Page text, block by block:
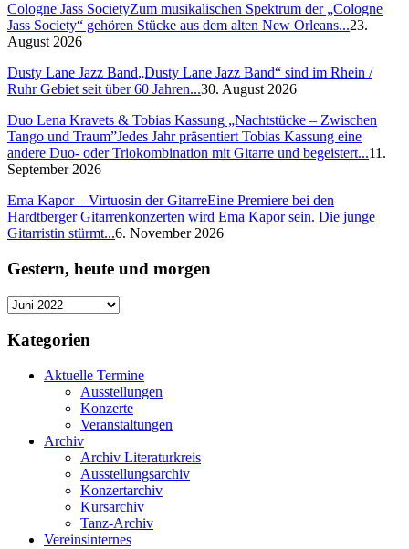
Cologne Jass SocietyZum musikalischen Spektrum der „Cologne
Jass Society“ gehören Stücke aus dem alten New Orleans...23.
August 2026
Dusty Lane Jazz Band„Dusty Lane Jazz Band“ sind im Rhein /
Ruhr Gebiet seit über 60 Jahren...30. August 2026
Duo Lena Kravets & Tobias Kassung „Nachtstücke – Zwischen
Tango und Traum”Jedes Jahr präsentiert Tobias Kassung eine
andere Duo- oder Triokombination mit Gitarre und begeistert...11.
September 2026
Ema Kapor – Virtuosin der GitarreEine Premiere bei den
Hardtberger Gitarrenkonzerten wird Ema Kapor sein. Die junge
Gitarristin stürmt...6. November 2026
Gestern, heute und morgen
Gestern,
und
morgen
Kategorien
Aktuelle Termine
Ausstellungen
Konzerte
Veranstaltungen
Archiv
Archiv Literaturkreis
Ausstellungsarchiv
Konzertarchiv
Kursarchiv
Tanz-Archiv
Vereinsinternes